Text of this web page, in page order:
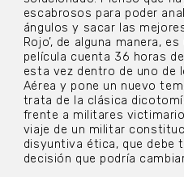
escabrosos para poder
ángulos y sacar las
Rojo’, de alguna manera,
película cuenta 36 horas
esta vez dentro de uno de
Aérea y pone un nuevo
trata de la clásica
frente a militares
viaje de un militar
disyuntiva ética, que debe
decisión que podría